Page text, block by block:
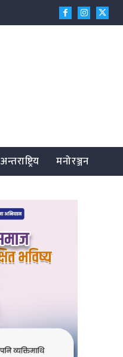
अन्तराष्ट्रिय मनोरञ्जन